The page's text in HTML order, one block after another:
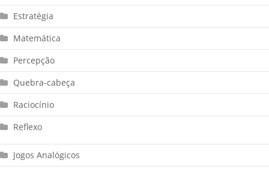
Estratégia
Matemática
Percepção
Quebra-cabeça
Raciocínio
Reflexo
Jogos Analógicos